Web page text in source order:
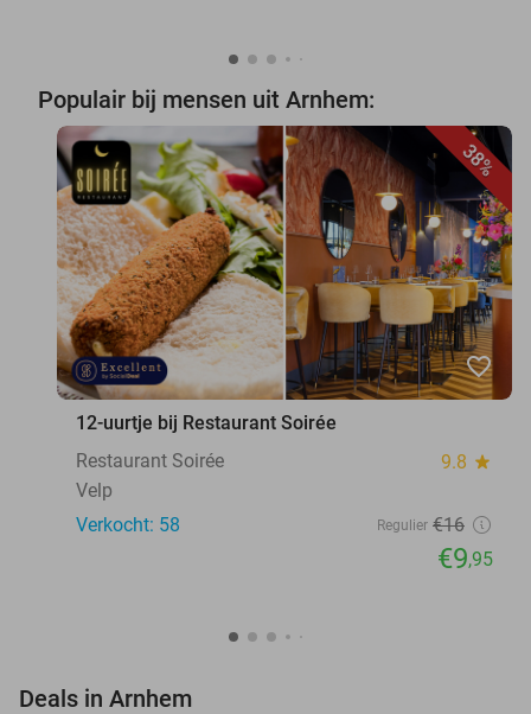
Populair bij mensen uit Arnhem:
38%
favorite_border
12-uurtje bij Restaurant Soirée
Restaurant Soirée
9.8 star
Velp
Verkocht: 58
Regulier €16
€9,95
Deals in Arnhem